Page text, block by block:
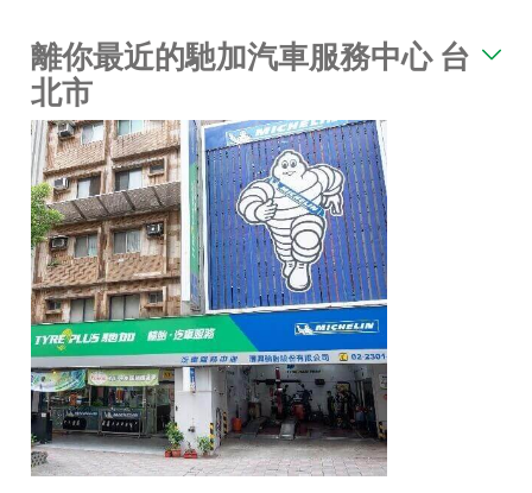
離你最近的馳加汽車服務中心 台
北市